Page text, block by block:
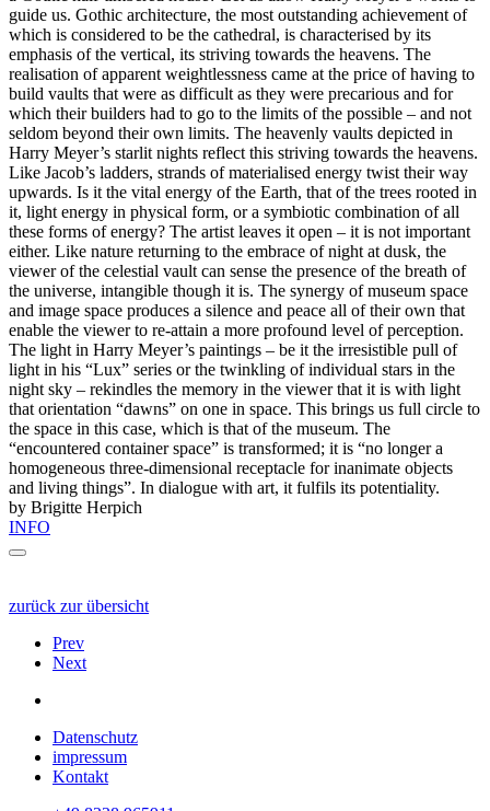
guide us. Gothic architecture, the most outstanding achievement of
which is considered to be the cathedral, is characterised by its
emphasis of the vertical, its striving towards the heavens. The
realisation of apparent weightlessness came at the price of having to
build vaults that were as difficult as they were precarious and for
which their builders had to go to the limits of the possible – and not
seldom beyond their own limits. The heavenly vaults depicted in
Harry Meyer’s starlit nights reflect this striving towards the heavens.
Like Jacob’s ladders, strands of materialised energy twist their way
upwards. Is it the vital energy of the Earth, that of the trees rooted in
it, light energy in physical form, or a symbiotic combination of all
these forms of energy? The artist leaves it open – it is not important
either. Like nature returning to the embrace of night at dusk, the
viewer of the celestial vault can sense the presence of the breath of
the universe, intangible though it is. The synergy of museum space
and image space produces a silence and peace all of their own that
enable the viewer to re-attain a more profound level of perception.
The light in Harry Meyer’s paintings – be it the irresistible pull of
light in his “Lux” series or the twinkling of individual stars in the
night sky – rekindles the memory in the viewer that it is with light
that orientation “dawns” on one in space. This brings us full circle to
the space in this case, which is that of the museum. The
“encountered container space” is transformed; it is “no longer a
homogeneous three-dimensional receptacle for inanimate objects
and living things”. In dialogue with art, it fulfils its potentiality.
by Brigitte Herpich
INFO
zurück zur übersicht
Prev
Next
Datenschutz
impressum
Kontakt